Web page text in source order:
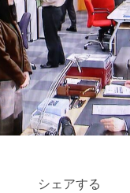
シェアする